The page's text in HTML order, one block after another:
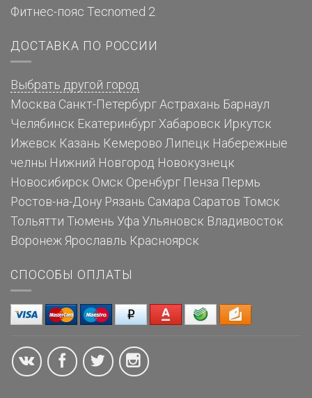
Фитнес-пояс Tecnomed 2
ДОСТАВКА ПО РОССИИ
Выбрать другой город
Москва Санкт-Петербург Астрахань Барнаул
Челябинск Екатеринбург Хабаровск Иркутск
Ижевск Казань Кемерово Липецк Набережные
челны Нижний Новгород Новокузнецк
Новосибирск Омск Оренбург Пенза Пермь
Ростов-на-Дону Рязань Самара Саратов Томск
Тольятти Тюмень Уфа Ульяновск Владивосток
Воронеж Ярославль Красноярск
СПОСОБЫ ОПЛАТЫ